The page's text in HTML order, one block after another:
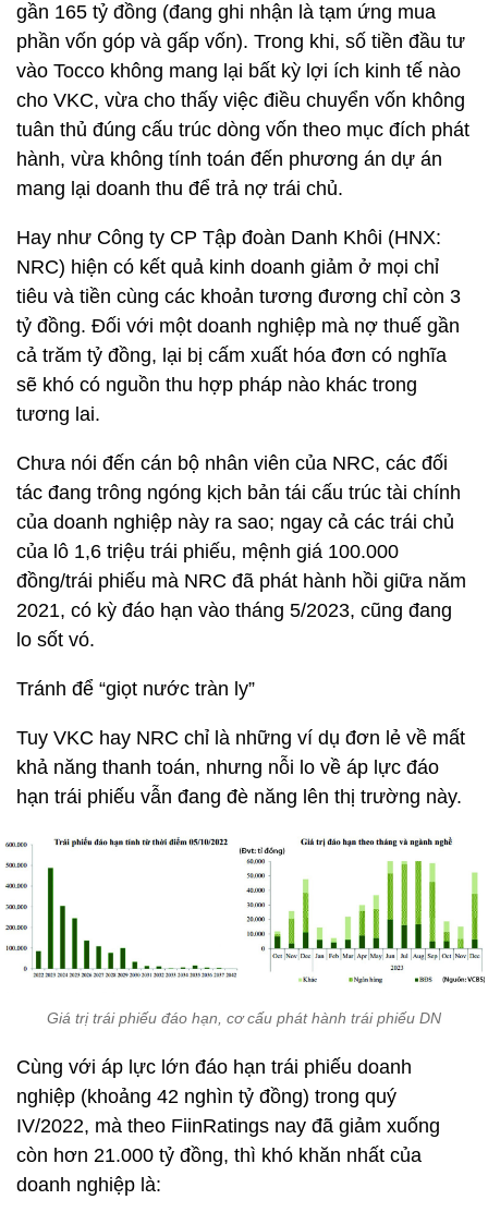
gần 165 tỷ đồng (đang ghi nhận là tạm ứng mua
phần vốn góp và gấp vốn). Trong khi, số tiền đầu tư
vào Tocco không mang lại bất kỳ lợi ích kinh tế nào
cho VKC, vừa cho thấy việc điều chuyển vốn không
tuân thủ đúng cấu trúc dòng vốn theo mục đích phát
hành, vừa không tính toán đến phương án dự án
mang lại doanh thu để trả nợ trái chủ.
Hay như Công ty CP Tập đoàn Danh Khôi (HNX:
NRC) hiện có kết quả kinh doanh giảm ở mọi chỉ
tiêu và tiền cùng các khoản tương đương chỉ còn 3
tỷ đồng. Đối với một doanh nghiệp mà nợ thuế gần
cả trăm tỷ đồng, lại bị cấm xuất hóa đơn có nghĩa
sẽ khó có nguồn thu hợp pháp nào khác trong
tương lai.
Chưa nói đến cán bộ nhân viên của NRC, các đối
tác đang trông ngóng kịch bản tái cấu trúc tài chính
của doanh nghiệp này ra sao; ngay cả các trái chủ
của lô 1,6 triệu trái phiếu, mệnh giá 100.000
đồng/trái phiếu mà NRC đã phát hành hồi giữa năm
2021, có kỳ đáo hạn vào tháng 5/2023, cũng đang
lo sốt vó.
Tránh để “giọt nước tràn ly”
Tuy VKC hay NRC chỉ là những ví dụ đơn lẻ về mất
khả năng thanh toán, nhưng nỗi lo về áp lực đáo
hạn trái phiếu vẫn đang đè năng lên thị trường này.
Giá trị trái phiếu đáo hạn, cơ cấu phát hành trái phiếu DN
Cùng với áp lực lớn đáo hạn trái phiếu doanh
nghiệp (khoảng 42 nghìn tỷ đồng) trong quý
IV/2022, mà theo FiinRatings nay đã giảm xuống
còn hơn 21.000 tỷ đồng, thì khó khăn nhất của
doanh nghiệp là: